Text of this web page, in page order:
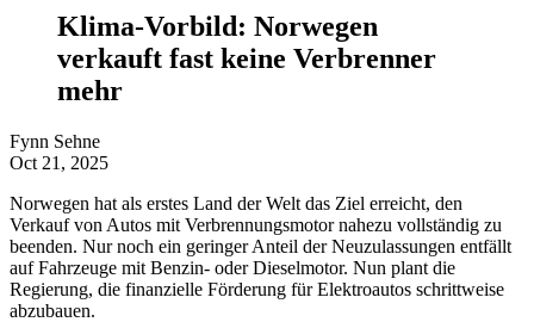
Klima-Vorbild: Norwegen
verkauft fast keine Verbrenner
mehr
Fynn Sehne
Oct 21, 2025
Norwegen hat als erstes Land der Welt das Ziel erreicht, den
Verkauf von Autos mit Verbrennungsmotor nahezu vollständig zu
beenden. Nur noch ein geringer Anteil der Neuzulassungen entfällt
auf Fahrzeuge mit Benzin- oder Dieselmotor. Nun plant die
Regierung, die finanzielle Förderung für Elektroautos schrittweise
abzubauen.